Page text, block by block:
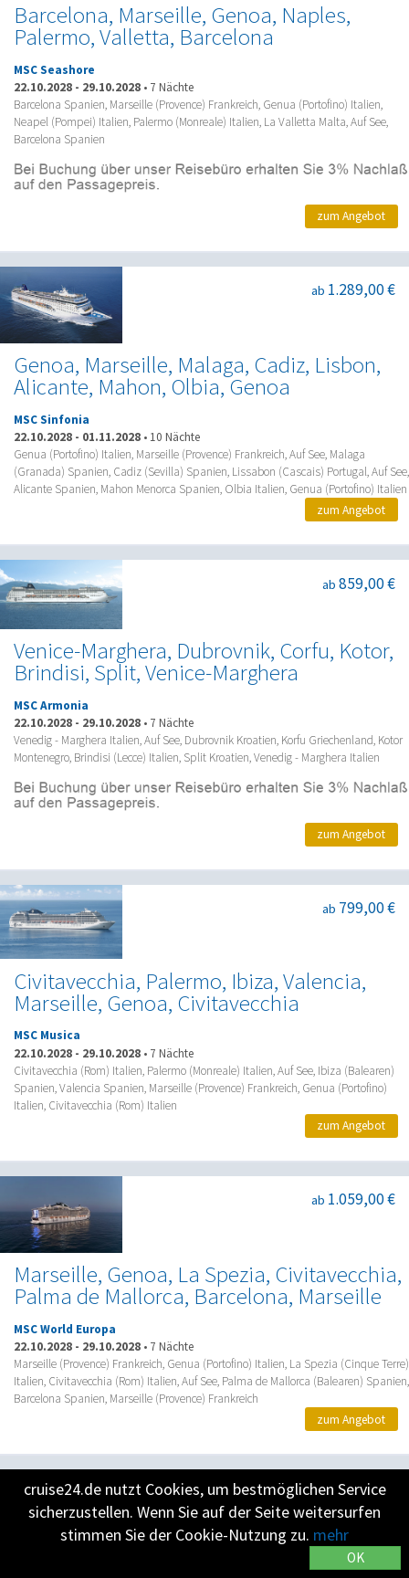
Barcelona, Marseille, Genoa, Naples,
Palermo, Valletta, Barcelona
MSC Seashore
22.10.2028 - 29.10.2028 • 7 Nächte
Barcelona Spanien, Marseille (Provence) Frankreich, Genua (Portofino) Italien,
Neapel (Pompei) Italien, Palermo (Monreale) Italien, La Valletta Malta, Auf See,
Barcelona Spanien
zum Angebot
Genoa, Marseille, Malaga, Cadiz, Lisbon,
Alicante, Mahon, Olbia, Genoa
ab 1.289,00 €
MSC Sinfonia
22.10.2028 - 01.11.2028 • 10 Nächte
Genua (Portofino) Italien, Marseille (Provence) Frankreich, Auf See, Malaga
(Granada) Spanien, Cadiz (Sevilla) Spanien, Lissabon (Cascais) Portugal, Auf See,
Alicante Spanien, Mahon Menorca Spanien, Olbia Italien, Genua (Portofino) Italien
zum Angebot
Venice-Marghera, Dubrovnik, Corfu, Kotor,
Brindisi, Split, Venice-Marghera
ab 859,00 €
MSC Armonia
22.10.2028 - 29.10.2028 • 7 Nächte
Venedig - Marghera Italien, Auf See, Dubrovnik Kroatien, Korfu Griechenland, Kotor
Montenegro, Brindisi (Lecce) Italien, Split Kroatien, Venedig - Marghera Italien
zum Angebot
Civitavecchia, Palermo, Ibiza, Valencia,
Marseille, Genoa, Civitavecchia
ab 799,00 €
MSC Musica
22.10.2028 - 29.10.2028 • 7 Nächte
Civitavecchia (Rom) Italien, Palermo (Monreale) Italien, Auf See, Ibiza (Balearen)
Spanien, Valencia Spanien, Marseille (Provence) Frankreich, Genua (Portofino)
Italien, Civitavecchia (Rom) Italien
zum Angebot
Marseille, Genoa, La Spezia, Civitavecchia,
Palma de Mallorca, Barcelona, Marseille
ab 1.059,00 €
MSC World Europa
22.10.2028 - 29.10.2028 • 7 Nächte
Marseille (Provence) Frankreich, Genua (Portofino) Italien, La Spezia (Cinque Terre)
Italien, Civitavecchia (Rom) Italien, Auf See, Palma de Mallorca (Balearen) Spanien,
Barcelona Spanien, Marseille (Provence) Frankreich
zum Angebot
Östliches Mittelmeer mit Istanbul 1
ab1.140,00 €
-12%
Frühbucherpreis bis 20.07.2028
cruise24.de nutzt Cookies, um bestmöglichen Service
sicherzustellen. Wenn Sie auf der Seite weitersurfen
stimmen Sie der Cookie-Nutzung zu. mehr
OK